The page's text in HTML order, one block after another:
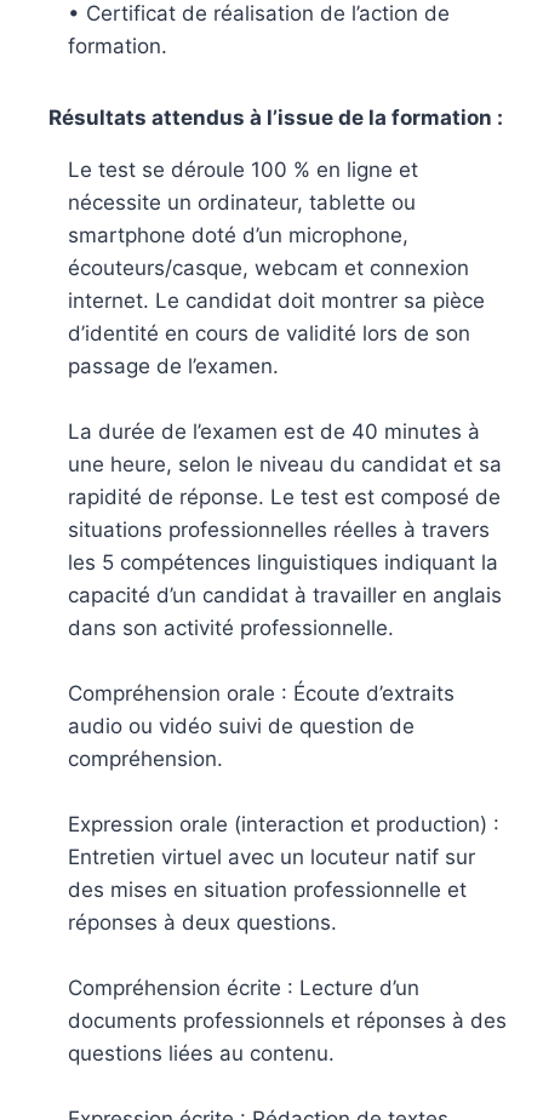
• Certificat de réalisation de l’action de
formation.
Résultats attendus à l’issue de la formation :
Le test se déroule 100 % en ligne et
nécessite un ordinateur, tablette ou
smartphone doté d’un microphone,
écouteurs/casque, webcam et connexion
internet. Le candidat doit montrer sa pièce
d’identité en cours de validité lors de son
passage de l’examen.
La durée de l’examen est de 40 minutes à
une heure, selon le niveau du candidat et sa
rapidité de réponse. Le test est composé de
situations professionnelles réelles à travers
les 5 compétences linguistiques indiquant la
capacité d’un candidat à travailler en anglais
dans son activité professionnelle.
Compréhension orale : Écoute d’extraits
audio ou vidéo suivi de question de
compréhension.
Expression orale (interaction et production) :
Entretien virtuel avec un locuteur natif sur
des mises en situation professionnelle et
réponses à deux questions.
Compréhension écrite : Lecture d’un
documents professionnels et réponses à des
questions liées au contenu.